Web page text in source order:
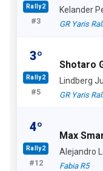
Rally2
#3
Kelander
GR Yaris
3º
Rally2
#5
Shotaro
Lindberg
GR Yaris
4º
Rally2
#12
Max
Alejandro
Fabia R5